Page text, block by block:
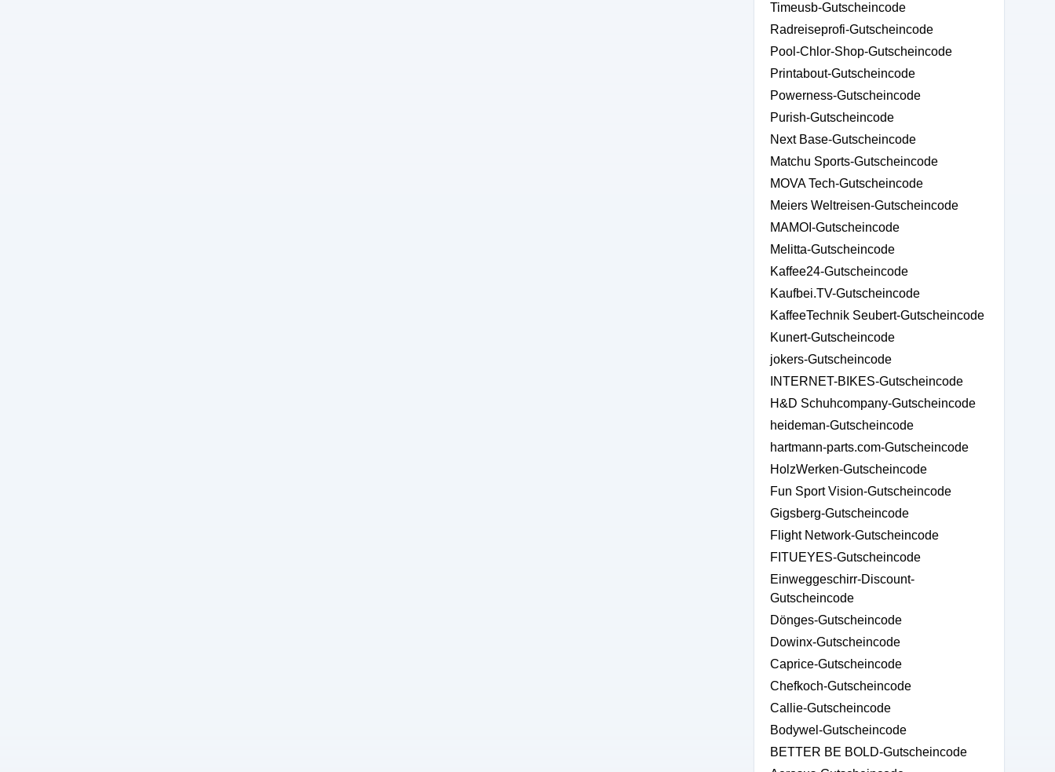
Timeusb-Gutscheincode
Radreiseprofi-Gutscheincode
Pool-Chlor-Shop-Gutscheincode
Printabout-Gutscheincode
Powerness-Gutscheincode
Purish-Gutscheincode
Next Base-Gutscheincode
Matchu Sports-Gutscheincode
MOVA Tech-Gutscheincode
Meiers Weltreisen-Gutscheincode
MAMOI-Gutscheincode
Melitta-Gutscheincode
Kaffee24-Gutscheincode
Kaufbei.TV-Gutscheincode
KaffeeTechnik Seubert-Gutscheincode
Kunert-Gutscheincode
jokers-Gutscheincode
INTERNET-BIKES-Gutscheincode
H&D Schuhcompany-Gutscheincode
heideman-Gutscheincode
hartmann-parts.com-Gutscheincode
HolzWerken-Gutscheincode
Fun Sport Vision-Gutscheincode
Gigsberg-Gutscheincode
Flight Network-Gutscheincode
FITUEYES-Gutscheincode
Einweggeschirr-Discount-
Gutscheincode
Dönges-Gutscheincode
Dowinx-Gutscheincode
Caprice-Gutscheincode
Chefkoch-Gutscheincode
Callie-Gutscheincode
Bodywel-Gutscheincode
BETTER BE BOLD-Gutscheincode